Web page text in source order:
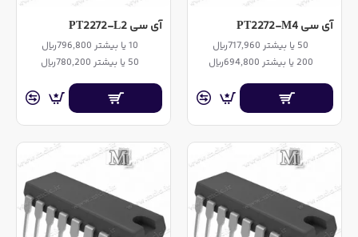
آی سی PT2272-M4
50 یا بیشتر 717,960ریال
200 یا بیشتر 694,800ریال
آی سی PT2272-L2
10 یا بیشتر 796,800ریال
50 یا بیشتر 780,200ریال